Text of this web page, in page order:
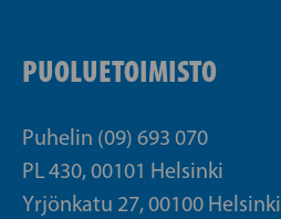
PUOLUETOIMISTO
Puhelin (09) 693 070
PL 430, 00101 Helsinki
Yrjönkatu 27, 00100 Helsinki